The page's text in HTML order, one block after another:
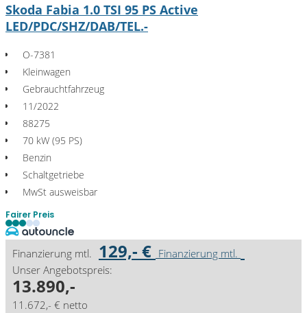
Skoda Fabia 1.0 TSI 95 PS Active
LED/PDC/SHZ/DAB/TEL.-
O-7381
Kleinwagen
Gebrauchtfahrzeug
11/2022
88275
70 kW (95 PS)
Benzin
Schaltgetriebe
MwSt ausweisbar
Fairer Preis
Finanzierung mtl. 129,- € Finanzierung mtl.
Unser Angebotspreis:
13.890,-
11.672,- € netto